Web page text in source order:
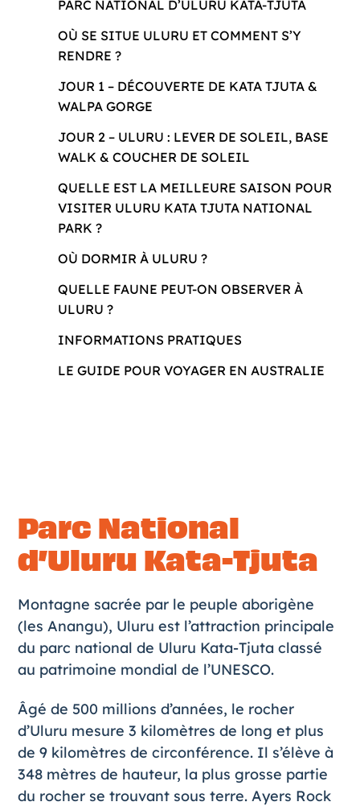
PARC NATIONAL D’ULURU KATA-TJUTA
OÙ SE SITUE ULURU ET COMMENT S’Y
RENDRE ?
JOUR 1 – DÉCOUVERTE DE KATA TJUTA &
WALPA GORGE
JOUR 2 – ULURU : LEVER DE SOLEIL, BASE
WALK & COUCHER DE SOLEIL
QUELLE EST LA MEILLEURE SAISON POUR
VISITER ULURU KATA TJUTA NATIONAL
PARK ?
OÙ DORMIR À ULURU ?
QUELLE FAUNE PEUT-ON OBSERVER À
ULURU ?
INFORMATIONS PRATIQUES
LE GUIDE POUR VOYAGER EN AUSTRALIE
Parc National
d’Uluru Kata-Tjuta
Montagne sacrée par le peuple aborigène
(les Anangu), Uluru est l’attraction principale
du parc national de Uluru Kata-Tjuta classé
au patrimoine mondial de l’UNESCO.
Âgé de 500 millions d’années, le rocher
d’Uluru mesure 3 kilomètres de long et plus
de 9 kilomètres de circonférence. Il s’élève à
348 mètres de hauteur, la plus grosse partie
du rocher se trouvant sous terre. Ayers Rock